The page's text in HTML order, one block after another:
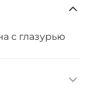
с глазурью